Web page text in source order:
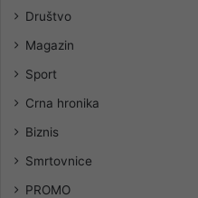
Društvo
Magazin
Sport
Crna hronika
Biznis
Smrtovnice
PROMO